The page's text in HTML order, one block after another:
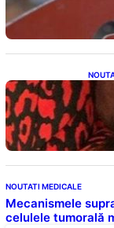
NOUTATI MEDICALE
Mecanismele
celulele tumorală